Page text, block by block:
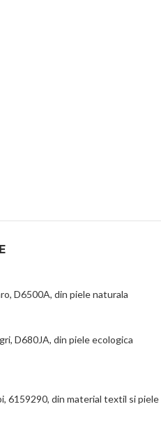
D6500A, din piele naturala
D680JA, din piele ecologica
6159290, din material textil si piele